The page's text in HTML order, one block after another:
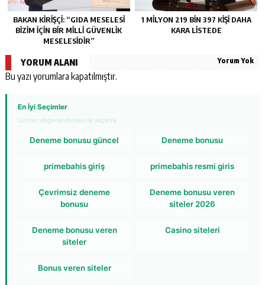
BAKAN KİRİŞÇİ: “GIDA MESELESİ
BİZİM İÇİN BİR MİLLİ GÜVENLİK
MESELESİDİR”
1 MİLYON 219 BİN 397 KİŞİ DAHA
KARA LİSTEDE
YORUM ALANI Yorum Yok
Bu yazı yorumlara kapatılmıştır.
En İyi Seçimler
Uzman değerlendirmesi ile seçilmiş
Deneme bonusu güncel Deneme bonusu
primebahis giriş primebahis resmi giris
Çevrimsiz deneme
bonusu
Deneme bonusu veren
siteler 2026
Deneme bonusu veren
siteler
Casino siteleri
Bonus veren siteler